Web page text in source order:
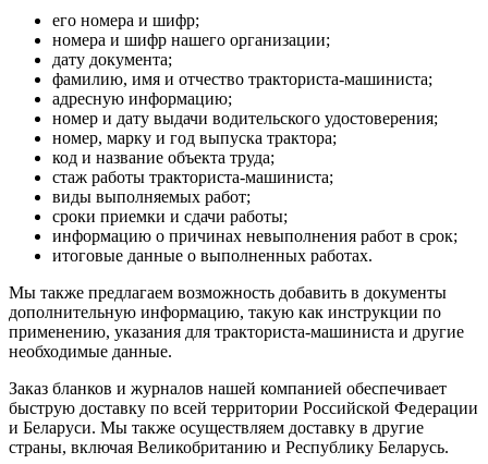
его номера и шифр;
номера и шифр нашего организации;
дату документа;
фамилию, имя и отчество тракториста-машиниста;
адресную информацию;
номер и дату выдачи водительского удостоверения;
номер, марку и год выпуска трактора;
код и название объекта труда;
стаж работы тракториста-машиниста;
виды выполняемых работ;
сроки приемки и сдачи работы;
информацию о причинах невыполнения работ в срок;
итоговые данные о выполненных работах.
Мы также предлагаем возможность добавить в документы
дополнительную информацию, такую как инструкции по
применению, указания для тракториста-машиниста и другие
необходимые данные.
Заказ бланков и журналов нашей компанией обеспечивает
быструю доставку по всей территории Российской Федерации
и Беларуси. Мы также осуществляем доставку в другие
страны, включая Великобританию и Республику Беларусь.